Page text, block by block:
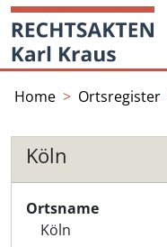
Skip
content
Startseite
Home Ortsregister
Köln
Ortsname
Köln